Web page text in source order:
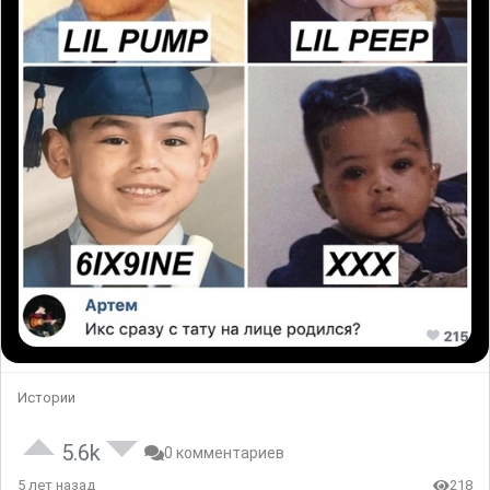
Истории
5.6k 0 комментариев
5 лет назад 218